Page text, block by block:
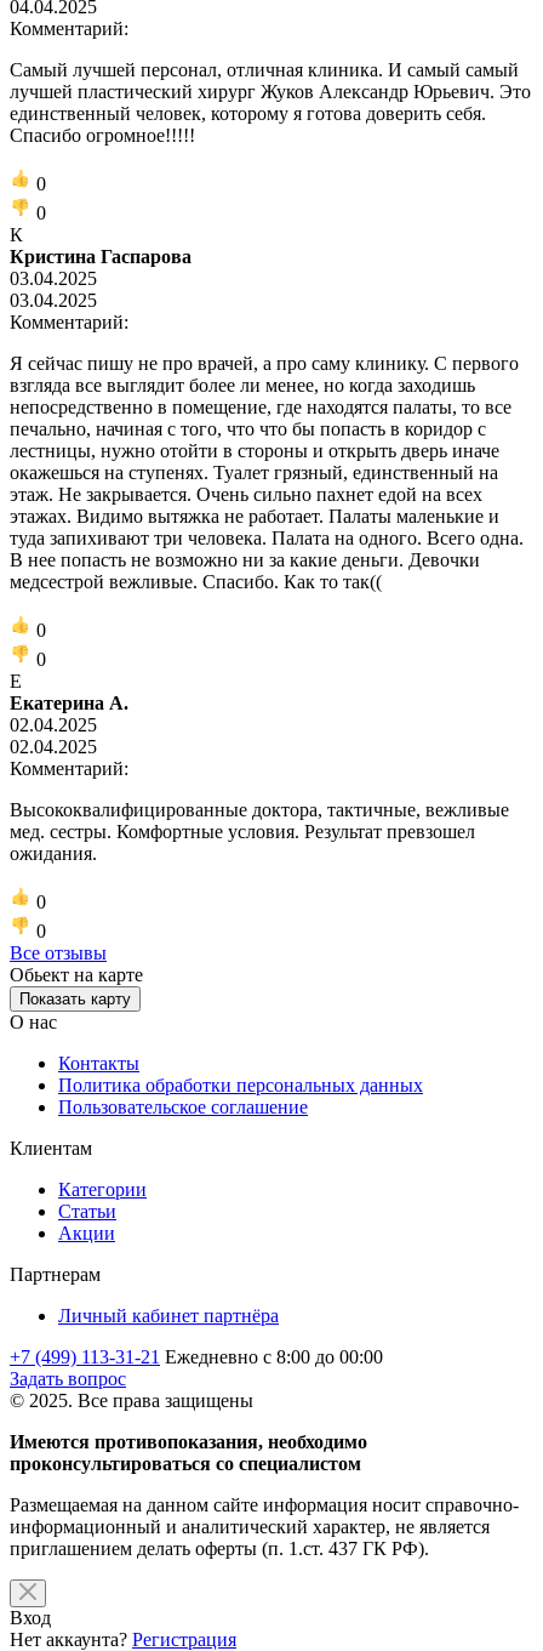
04.04.2025
Комментарий:
Самый лучшей персонал, отличная клиника. И самый самый
лучшей пластический хирург Жуков Александр Юрьевич. Это
единственный человек, которому я готова доверить себя.
Спасибо огромное!!!!!
0
0
К
Кристина Гаспарова
03.04.2025
03.04.2025
Комментарий:
Я сейчас пишу не про врачей, а про саму клинику. С первого
взгляда все выглядит более ли менее, но когда заходишь
непосредственно в помещение, где находятся палаты, то все
печально, начиная с того, что что бы попасть в коридор с
лестницы, нужно отойти в стороны и открыть дверь иначе
окажешься на ступенях. Туалет грязный, единственный на
этаж. Не закрывается. Очень сильно пахнет едой на всех
этажах. Видимо вытяжка не работает. Палаты маленькие и
туда запихивают три человека. Палата на одного. Всего одна.
В нее попасть не возможно ни за какие деньги. Девочки
медсестрой вежливые. Спасибо. Как то так((
0
0
Е
Екатерина А.
02.04.2025
02.04.2025
Комментарий:
Высококвалифицированные доктора, тактичные, вежливые
мед. сестры. Комфортные условия. Результат превзошел
ожидания.
0
0
Все отзывы
Обьект на карте
Показать карту
О нас
Контакты
Политика обработки персональных данных
Пользовательское соглашение
Клиентам
Категории
Статьи
Акции
Партнерам
Личный кабинет партнёра
+7 (499) 113-31-21 Ежедневно с 8:00 до 00:00
Задать вопрос
© 2025. Все права защищены
Имеются противопоказания, необходимо
проконсультироваться со специалистом
Размещаемая на данном сайте информация носит справочно-
информационный и аналитический характер, не является
приглашением делать оферты (п. 1.ст. 437 ГК РФ).
Вход
Нет аккаунта? Регистрация